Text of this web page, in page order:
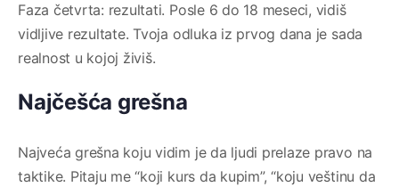
Faza četvrta: rezultati. Posle 6 do 18 meseci, vidiš
vidljive rezultate. Tvoja odluka iz prvog dana je sada
realnost u kojoj živiš.
Najčešća grešna
Najveća grešna koju vidim je da ljudi prelaze pravo na
taktike. Pitaju me “koji kurs da kupim”, “koju veštinu da